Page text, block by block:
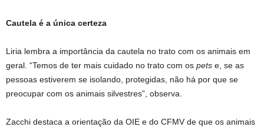
Cautela é a única certeza
Liria lembra a importância da cautela no trato com os animais em
geral. “Temos de ter mais cuidado no trato com os pets e, se as
pessoas estiverem se isolando, protegidas, não há por que se
preocupar com os animais silvestres”, observa.
Zacchi destaca a orientação da OIE e do CFMV de que os animais